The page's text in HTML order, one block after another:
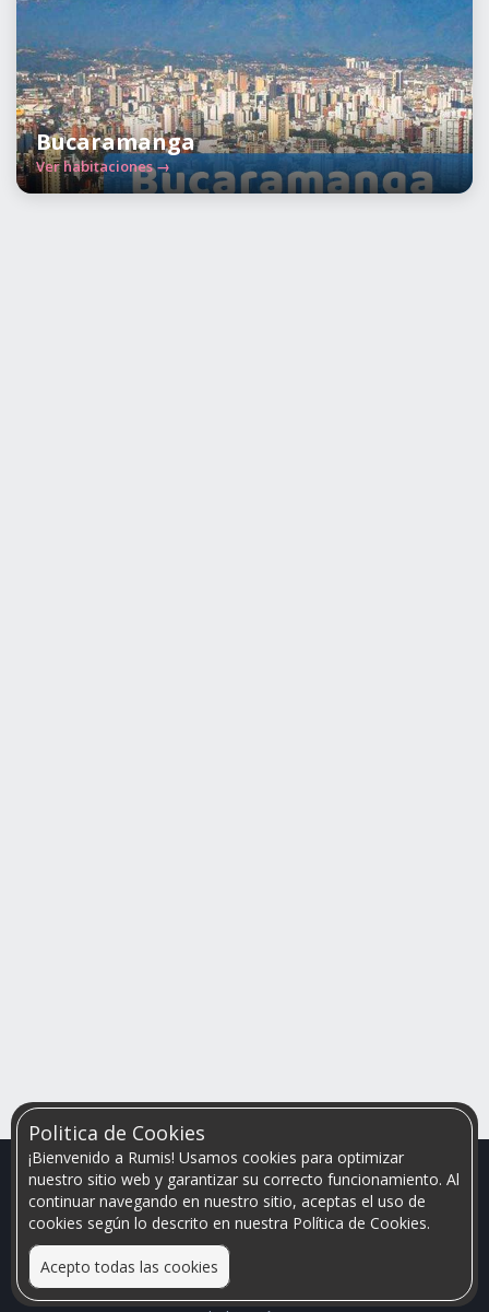
Bucaramanga
Ver habitaciones →
Politica de Cookies
¡Bienvenido a Rumis! Usamos cookies para optimizar
nuestro sitio web y garantizar su correcto funcionamiento. Al
continuar navegando en nuestro sitio, aceptas el uso de
cookies según lo descrito en nuestra Política de Cookies.
Acepto todas las cookies
Relacionamos personas que arriendan con las que buscan una